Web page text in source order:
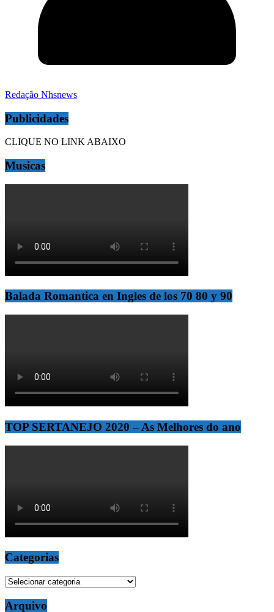
Redação Nhsnews
Publicidades
CLIQUE NO LINK ABAIXO
Musicas
Balada Romantica en Ingles de los 70 80 y 90
TOP SERTANEJO 2020 – As Melhores do ano
Categorias
Categorias
Arquivo